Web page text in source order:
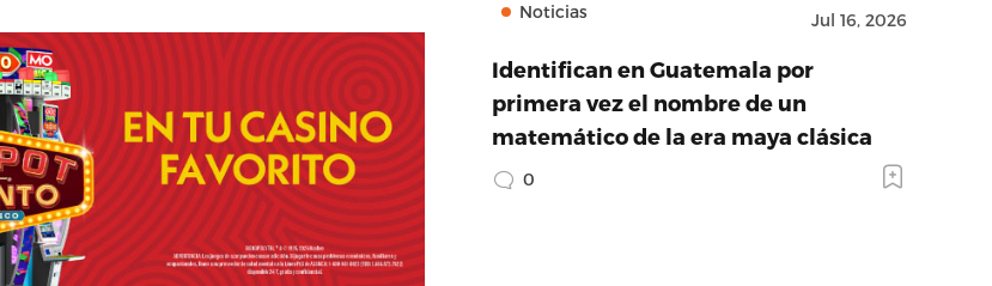
Noticias Jul 16, 2026
Identifican en Guatemala por
primera vez el nombre de un
matemático de la era maya clásica
0